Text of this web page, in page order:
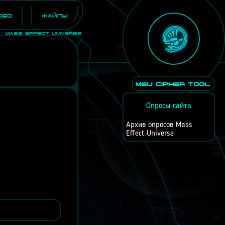
Mass Effect Universe
Файлы
Опросы сайта
Архив опросов Mass
Effect Universe